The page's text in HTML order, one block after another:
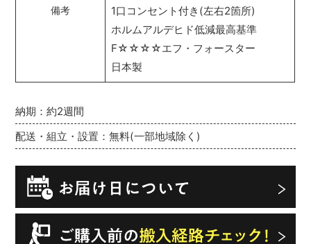
納期：約2週間
配送・組立・設置：無料(一部地域除く)
備考
1口コンセント付き(左右2箇所)
ホルムアルデヒド低減最高基準
F☆☆☆☆エフ・フォースター
日本製